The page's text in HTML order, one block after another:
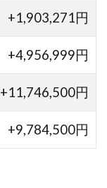
+1,903,271円
+4,956,999円
+11,746,500円
+9,784,500円